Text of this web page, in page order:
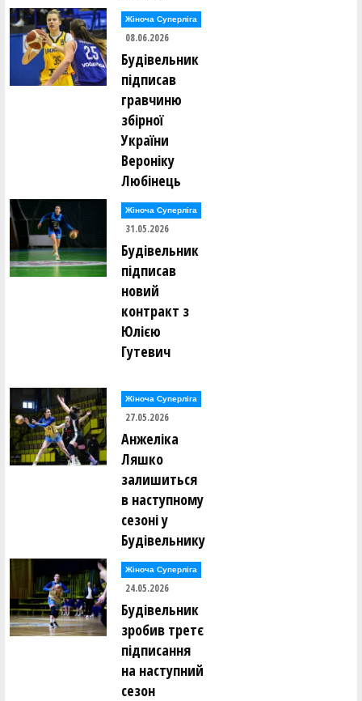
Жіноча Суперліга
08.06.2026
Будівельник
підписав
гравчиню
збірної
України
Вероніку
Любінець
Жіноча Суперліга
31.05.2026
Будівельник
підписав
новий
контракт з
Юлією
Гутевич
Жіноча Суперліга
27.05.2026
Анжеліка
Ляшко
залишиться
в наступному
сезоні у
Будівельнику
Жіноча Суперліга
24.05.2026
Будівельник
зробив третє
підписання
на наступний
сезон